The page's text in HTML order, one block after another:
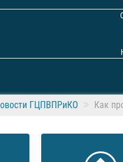
ГЦПВПРиКО Как